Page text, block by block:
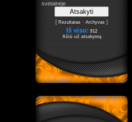
svetainėje
[Rezultatas·Archyvas]
Iš viso: 912
Ačiū už atsakymą